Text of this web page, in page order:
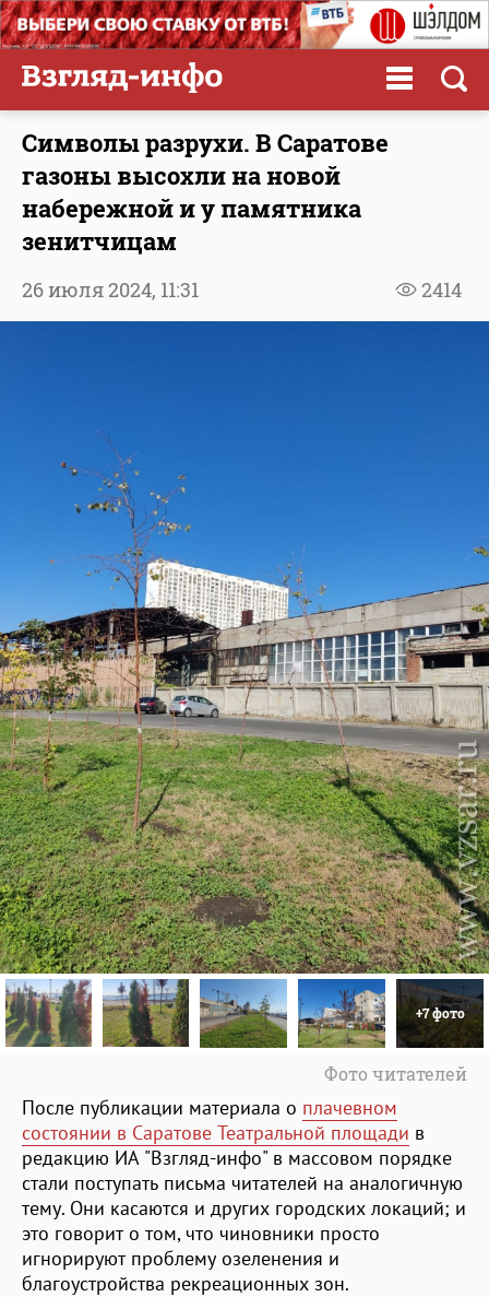
Символы разрухи. В Саратове
газоны высохли на новой
набережной и у памятника
зенитчицам
2414
26 июля 2024, 11:31
+7 фото
Фото читателей
После публикации материала о плачевном
состоянии в Саратове Театральной площади в
редакцию ИА "Взгляд-инфо" в массовом порядке
стали поступать письма читателей на аналогичную
тему. Они касаются и других городских локаций; и
это говорит о том, что чиновники просто
игнорируют проблему озеленения и
благоустройства рекреационных зон.